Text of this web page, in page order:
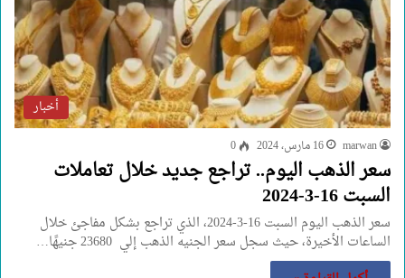
أخبار
marwan 16 مارس، 2024 0
سعر الذهب اليوم.. تراجع جديد خلال تعاملات
السبت 16-3-2024
سعر الذهب اليوم السبت 16-3-2024، الذي تراجع بشكل مفاجئ خلال
الساعات الأخيرة، حيث سجل سعر الجنيه الذهب إلي 23680 جنيهًا…